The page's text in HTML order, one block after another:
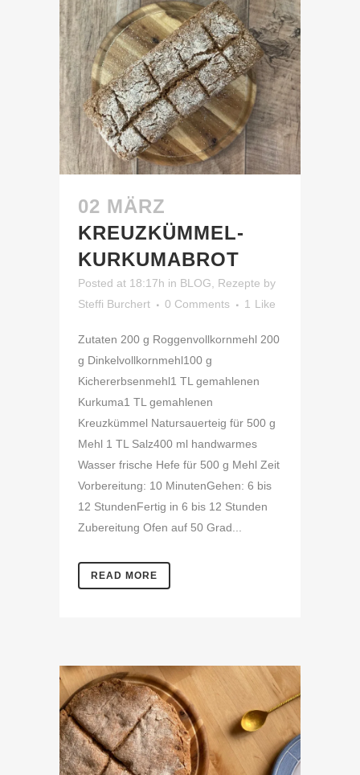
02 MÄRZ
KREUZKÜMMEL-
KURKUMABROT
Posted at 18:17h in BLOG Rezepte by
Steffi Burchert
0 Comments 1 Like
Zutaten 200 g Roggenvollkornmehl 200
g Dinkelvollkornmehl100 g
Kichererbsenmehl1 TL gemahlenen
Kurkuma1 TL gemahlenen
Kreuzkümmel Natursauerteig für 500 g
Mehl 1 TL Salz400 ml handwarmes
Wasser frische Hefe für 500 g Mehl Zeit
Vorbereitung: 10 MinutenGehen: 6 bis
12 StundenFertig in 6 bis 12 Stunden
Zubereitung Ofen auf 50 Grad...
READ MORE